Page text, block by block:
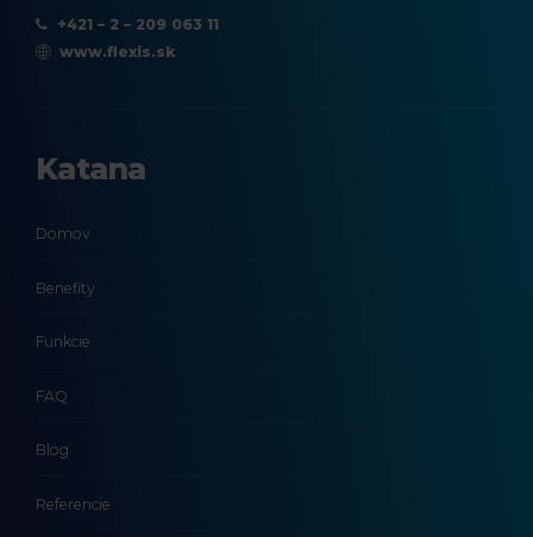
+421 – 2 – 209 063 11
www.flexis.sk
Katana
Domov
Benefity
Funkcie
FAQ
Blog
Referencie